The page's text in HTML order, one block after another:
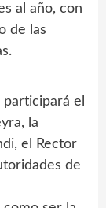
al año, con
de las
el
la
el Rector
de